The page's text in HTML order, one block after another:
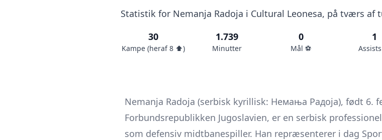
Statistik for Nemanja Radoja i Cultural Leonesa, på tværs af
30
Kampe (heraf 8 ⬆️)
1.739
Minutter
0
Mål ⚽️
1
Nemanja Radoja (serbisk kyrillisk: Немања Радоја), født 6.
Forbundsrepublikken Jugoslavien, er en serbisk
som defensiv midtbanespiller. Han repræsenterer i dag